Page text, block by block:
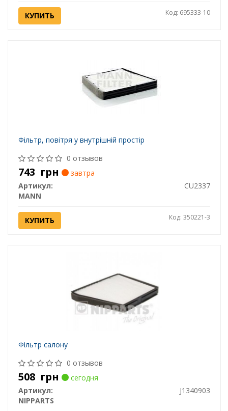
КУПИТЬ Код: 695333-10
Фільтр, повітря у внутрішній простір
0 отзывов
743 грн
завтра
Артикул:
CU2337
MANN
КУПИТЬ Код: 350221-3
Фiльтр салону
0 отзывов
508 грн
сегодня
Артикул:
J1340903
NIPPARTS